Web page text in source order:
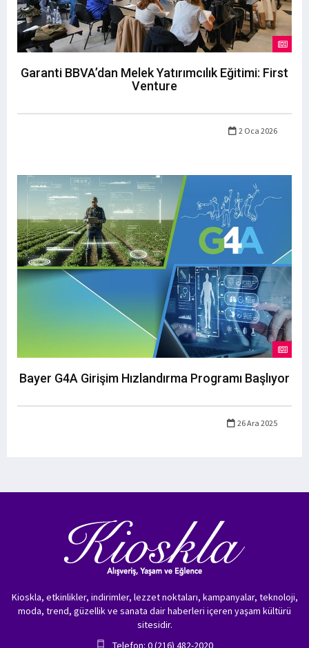
Garanti BBVA’dan Melek Yatırımcılık Eğitimi: First
Venture
2 Oca 2026
Bayer G4A Girişim Hızlandırma Programı Başlıyor
26 Ara 2025
Kioskla, etkinlikler, indirimler, lezzet noktaları, kampanyalar, teknoloji,
moda, trend, güzellik ve sanata dair haberleri içeren yaşam kültürü
sitesidir.
Telefon: 0 (216) 482-2020